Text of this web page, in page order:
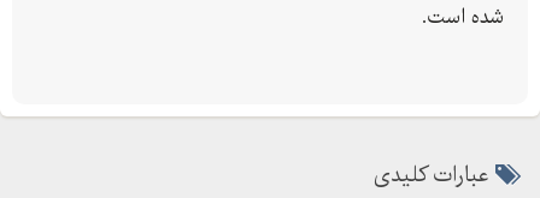
شده است.
عبارات کلیدی